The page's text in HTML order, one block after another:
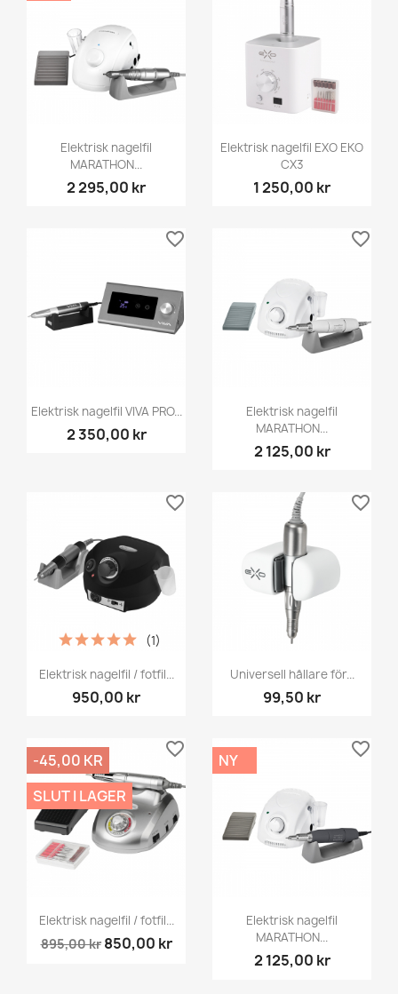
Elektrisk nagelfil
MARATHON...
2 295,00 kr
Elektrisk nagelfil EXO EKO
CX3
1 250,00 kr
Elektrisk nagelfil VIVA PRO...
2 350,00 kr
favorite_border
Elektrisk nagelfil
MARATHON...
2 125,00 kr
favorite_border
Elektrisk nagelfil / fotfil...
950,00 kr
(1)
favorite_border
Universell hållare för...
99,50 kr
favorite_border
Elektrisk nagelfil / fotfil...
895,00 kr 850,00 kr
-45,00 KR
SLUT I LAGER
favorite_border
Elektrisk nagelfil
MARATHON...
2 125,00 kr
NY
favorite_border